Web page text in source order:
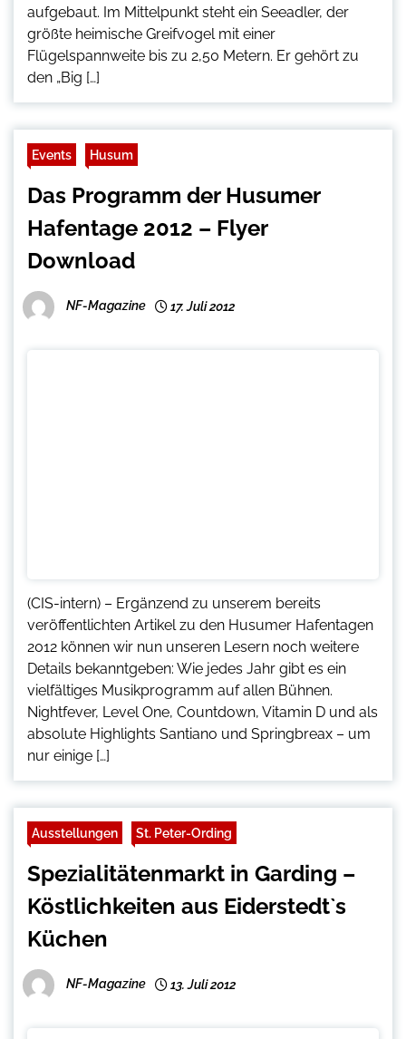
aufgebaut. Im Mittelpunkt steht ein Seeadler, der
größte heimische Greifvogel mit einer
Flügelspannweite bis zu 2,50 Metern. Er gehört zu
den „Big […]
Events Husum
Das Programm der Husumer
Hafentage 2012 – Flyer
Download
NF-Magazine 17. Juli 2012
(CIS-intern) – Ergänzend zu unserem bereits
veröffentlichten Artikel zu den Husumer Hafentagen
2012 können wir nun unseren Lesern noch weitere
Details bekanntgeben: Wie jedes Jahr gibt es ein
vielfältiges Musikprogramm auf allen Bühnen.
Nightfever, Level One, Countdown, Vitamin D und als
absolute Highlights Santiano und Springbreax – um
nur einige […]
Ausstellungen St. Peter-Ording
Spezialitätenmarkt in Garding –
Köstlichkeiten aus Eiderstedt`s
Küchen
NF-Magazine 13. Juli 2012